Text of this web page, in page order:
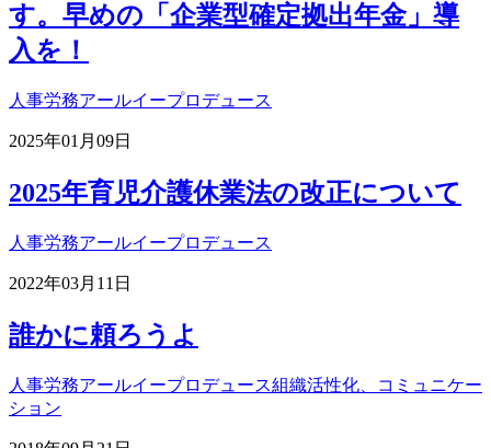
す。早めの「企業型確定拠出年金」導
入を！
人事労務アールイープロデュース
2025年01月09日
2025年育児介護休業法の改正について
人事労務アールイープロデュース
2022年03月11日
誰かに頼ろうよ
人事労務アールイープロデュース組織活性化、コミュニケー
ション